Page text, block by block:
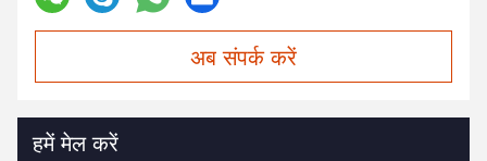
अब संपर्क करें
हमें मेल करें